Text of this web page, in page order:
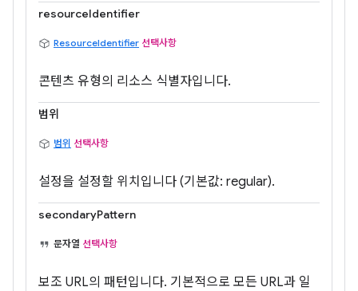
resourceIdentifier
ResourceIdentifier 선택사항
콘텐츠 유형의 리소스 식별자입니다.
범위
범위 선택사항
설정을 설정할 위치입니다 (기본값: regular).
secondaryPattern
문자열 선택사항
보조 URL의 패턴입니다. 기본적으로 모든 URL과 일